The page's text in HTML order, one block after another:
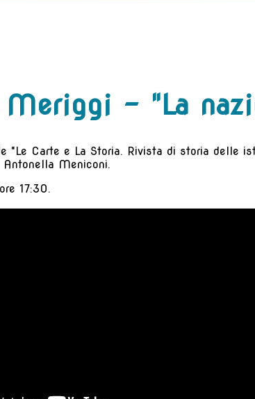
- "La
"Le Carte e La Storia. Rivista di storia delle
Antonella Meniconi.
17:30.